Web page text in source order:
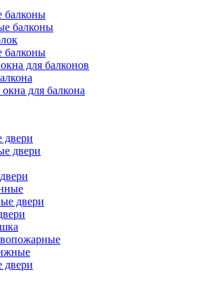
балконы
балконы
балконы
для балконов
для балкона
двери
двери
двери
двери